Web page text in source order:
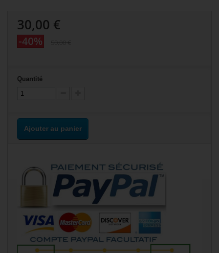
30,00 €
-40% 50,00 €
Quantité
Ajouter au panier